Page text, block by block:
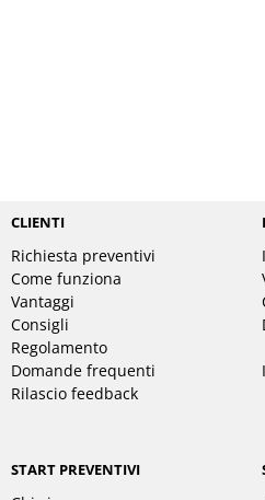
CLIENTI
Richiesta preventivi
Come funziona
Vantaggi
Consigli
Regolamento
Domande frequenti
Rilascio feedback
START PREVENTIVI